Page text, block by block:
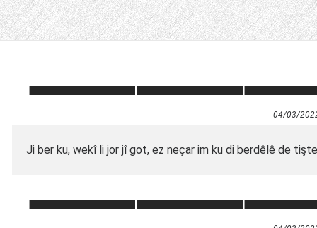
04/03/
Ji ber ku, wekî li jor jî got, ez neçar im ku di berdêlê de